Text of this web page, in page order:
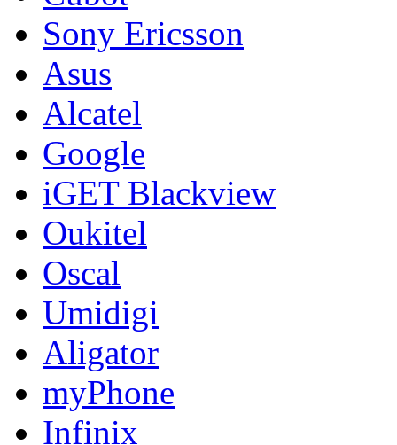
Sony Ericsson
Asus
Alcatel
Google
iGET Blackview
Oukitel
Oscal
Umidigi
Aligator
myPhone
Infinix